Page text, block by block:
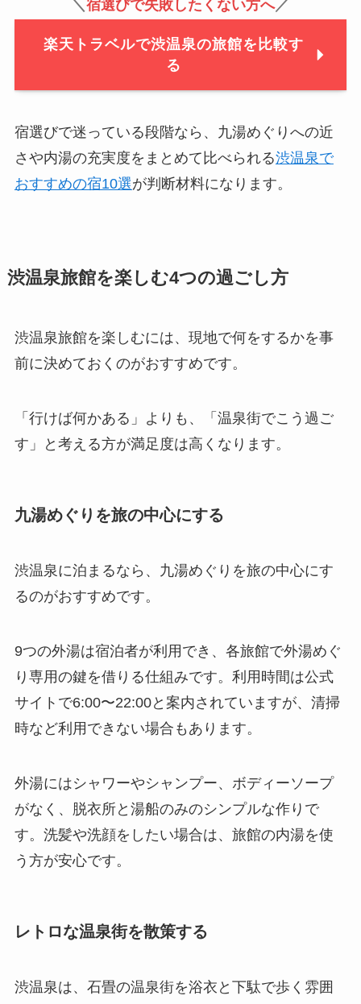
＼宿選びで失敗したくない方へ／
楽天トラベルで渋温泉の旅館を比較す
る
宿選びで迷っている段階なら、九湯めぐりへの近
さや内湯の充実度をまとめて比べられる渋温泉で
おすすめの宿10選が判断材料になります。
渋温泉旅館を楽しむ4つの過ごし方
渋温泉旅館を楽しむには、現地で何をするかを事
前に決めておくのがおすすめです。
「行けば何かある」よりも、「温泉街でこう過ご
す」と考える方が満足度は高くなります。
九湯めぐりを旅の中心にする
渋温泉に泊まるなら、九湯めぐりを旅の中心にす
るのがおすすめです。
9つの外湯は宿泊者が利用でき、各旅館で外湯めぐ
り専用の鍵を借りる仕組みです。利用時間は公式
サイトで6:00〜22:00と案内されていますが、清掃
時など利用できない場合もあります。
外湯にはシャワーやシャンプー、ボディーソープ
がなく、脱衣所と湯船のみのシンプルな作りで
す。洗髪や洗顔をしたい場合は、旅館の内湯を使
う方が安心です。
レトロな温泉街を散策する
渋温泉は、石畳の温泉街を浴衣と下駄で歩く雰囲